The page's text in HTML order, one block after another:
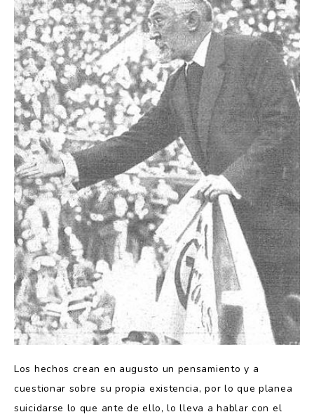
Los hechos crean en augusto un pensamiento y a
cuestionar sobre su propia existencia, por lo que planea
suicidarse lo que ante de ello, lo lleva a hablar con el